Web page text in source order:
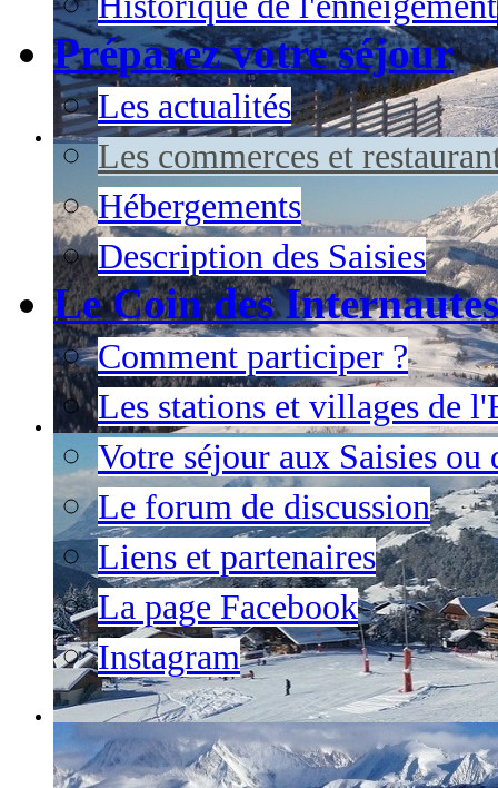
Préparez votre séjour
Les actualités
Les commerces et
Hébergements
Description des Saisies
Le Coin des Internautes
Comment participer ?
Les stations et villages de
Votre séjour aux Saisies ou
Le forum de discussion
Liens et partenaires
La page Facebook
Instagram